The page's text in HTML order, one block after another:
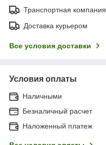
Транспортная компания
Доставка курьером
Все условия доставки
Условия оплаты
Наличными
Безналичный расчет
Наложенный платеж